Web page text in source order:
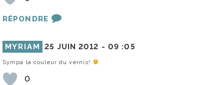
RÉPONDRE
MYRIAM 25 JUIN 2012 - 09 :05
Sympa la couleur du vernis!
0